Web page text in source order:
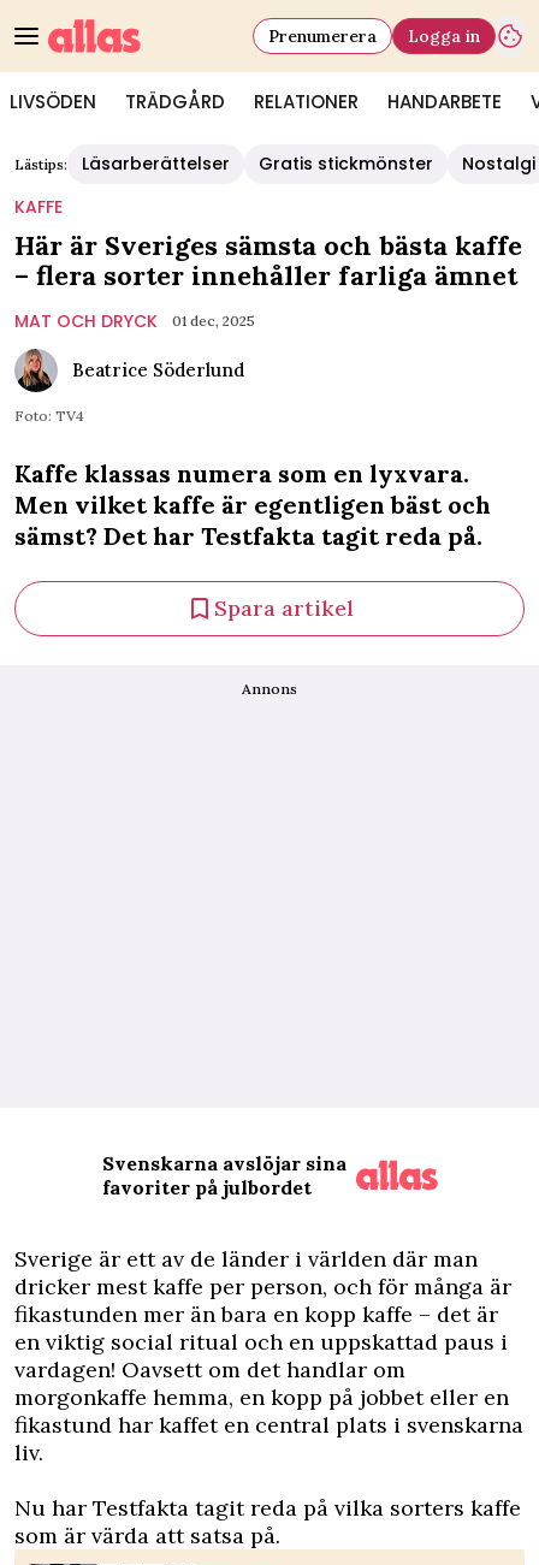
LIVSÖDEN TRÄDGÅRD RELATIONER HANDARBETE
Prenumerera Logga in
Lästips: Läsarberättelser Gratis stickmönster
Nostalgi
KAFFE
Här är Sveriges sämsta och bästa kaffe
– flera sorter innehåller farliga ämnet
MAT OCH DRYCK 01 dec, 2025
Beatrice Söderlund
Foto: TV4
Kaffe klassas numera som en lyxvara.
Men vilket kaffe är egentligen bäst och
sämst? Det har Testfakta tagit reda på.
Spara artikel
Annons
Svenskarna avslöjar sina
favoriter på julbordet
Sverige är ett av de länder i världen där man
dricker mest kaffe per person, och för många är
fikastunden mer än bara en kopp kaffe – det är
en viktig social ritual och en uppskattad paus i
vardagen! Oavsett om det handlar om
morgonkaffe hemma, en kopp på jobbet eller en
fikastund har kaffet en central plats i svenskarna
liv.
Nu har Testfakta tagit reda på vilka sorters kaffe
som är värda att satsa på.